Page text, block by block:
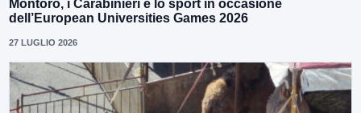
Montoro, i Carabinieri e lo sport in occasione
dell’European Universities Games 2026
27 LUGLIO 2026